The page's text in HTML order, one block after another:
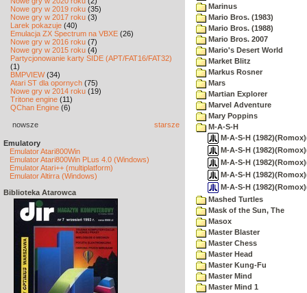
Nowe gry w 2019 roku (35)
Nowe gry w 2017 roku (3)
Larek pokazuje (40)
Emulacja ZX Spectrum na VBXE (26)
Nowe gry w 2016 roku (7)
Nowe gry w 2015 roku (4)
Partycjonowanie karty SIDE (APT/FAT16/FAT32)
(1)
BMPVIEW(34)
Atari ST dla opornych (75)
Nowe gry w 2014 roku (19)
Tritone engine (11)
QChan Engine (6)
nowsze starsze
Emulatory
Emulator Atari800Win
Emulator Atari800Win PLus 4.0 (Windows)
Emulator Atari++ (multiplatform)
Emulator Altirra (Windows)
Biblioteka Atarowca
Marinus
Mario Bros. (1983)
Mario Bros. (1988)
Mario Bros. 2007
Mario's Desert World
Market Blitz
Markus Rosner
Mars
Martian Explorer
Marvel Adventure
Mary Poppins
M-A-S-H
M-A-S-H
M-A-S-H
M-A-S-H
M-A-S-H
M-A-S-H
Mashed Turtles
Mask of the Sun, The
Masox
Master Blaster
Master Chess
Master Head
Master Kung-Fu
Master Mind
Master Mind 1